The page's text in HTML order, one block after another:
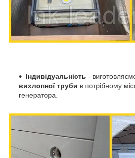
Індивідуальність -
вихлопної труби в потрібному
генератора.